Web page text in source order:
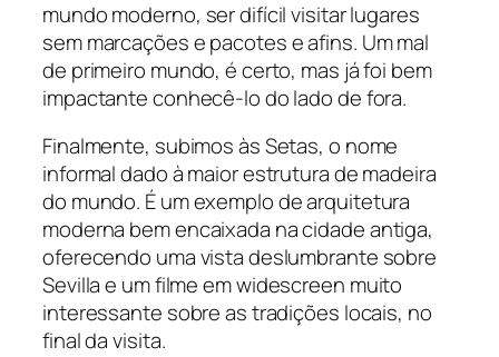
mundo moderno, ser difícil visitar lugares
sem marcações e pacotes e afins. Um mal
de primeiro mundo, é certo, mas já foi bem
impactante conhecê-lo do lado de fora.
Finalmente, subimos às Setas, o nome
informal dado à maior estrutura de madeira
do mundo. É um exemplo de arquitetura
moderna bem encaixada na cidade antiga,
oferecendo uma vista deslumbrante sobre
Sevilla e um filme emwidescreen muito
interessante sobre as tradições locais, no
final da visita.